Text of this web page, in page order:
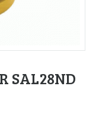
SAL28ND